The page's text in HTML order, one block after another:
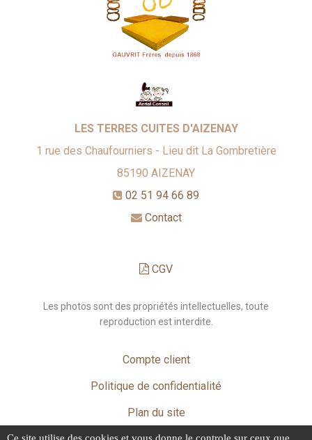
LES TERRES CUITES D'AIZENAY
1 rue des Chaufourniers - Lieu dit La Gombretière
85190 AIZENAY
02 51 94 66 89
Contact
CGV
Les photos sont des propriétés intellectuelles, toute
reproduction est interdite.
Compte client
Politique de confidentialité
Plan du site